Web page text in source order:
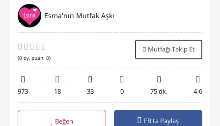
Esma'nın Mutfak Aşkı
(0 oy, puan: 0)
Mutfağı Takip Et
973 18 33 0 75 dk. 4-6
Beğen FB'ta Paylaş